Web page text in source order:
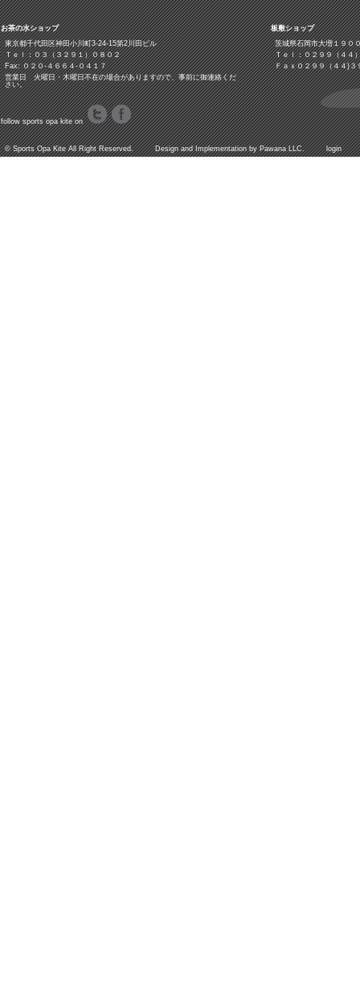
お茶の水ショップ
東京都千代田区神田小川町3‐24‐15第2川田ビル
Ｔｅｌ：０３（３２９１）０８０２
Fax: ０２０-４６６４-０４１７
営業日 火曜日・木曜日不在の場合がありますので、事前に御連絡くだ
さい。
follow sports opa kite on
板敷ショップ
茨城県石岡市大増１９０
Ｔｅｌ：０２９９（４４
Ｆａｘ０２９９（４４)３
©Sports Opa KiteAll Right Reserved. Design and Implementation byPawana LLC. login